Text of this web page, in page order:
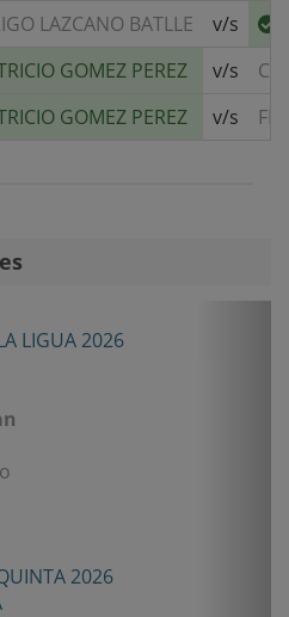
LAZCANO BATLLE v/s
GOMEZ PEREZ v/s
GOMEZ PEREZ v/s
LIGUA 2026
2026